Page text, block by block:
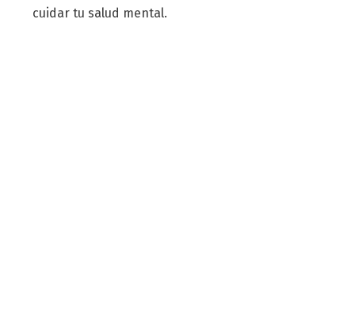
cuidar tu salud mental.